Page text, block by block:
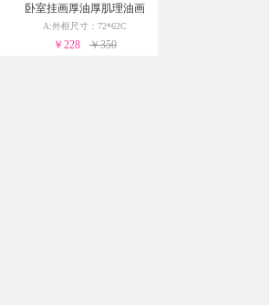
卧室挂画厚油厚肌理油画
实木外框24小时之内发货
A:外框尺寸：72*62C
￥228 ￥350